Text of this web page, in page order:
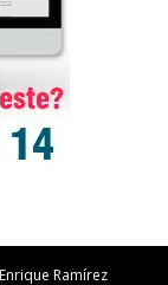
Ramírez